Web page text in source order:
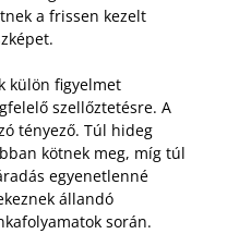
a frissen kezelt
külön figyelmet
szellőztetésre. A
tényező. Túl hideg
kötnek meg, míg túl
egyenetlenné
állandó
során.